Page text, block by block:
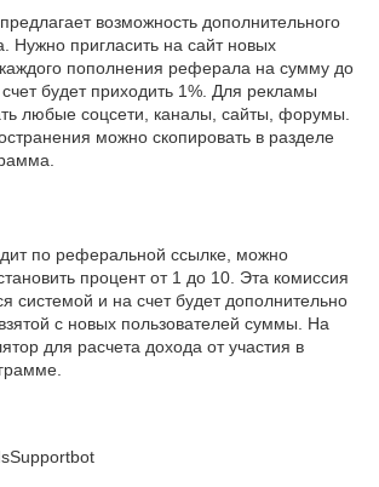
возможность дополнительного
Нужно пригласить на сайт новых
пополнения реферала на сумму до
будет приходить 1%. Для рекламы
любые соцсети, каналы, сайты, форумы.
можно скопировать в разделе
по реферальной ссылке, можно
процент от 1 до 10. Эта комиссия
системой и на счет будет дополнительно
с новых пользователей суммы. На
для расчета дохода от участия в